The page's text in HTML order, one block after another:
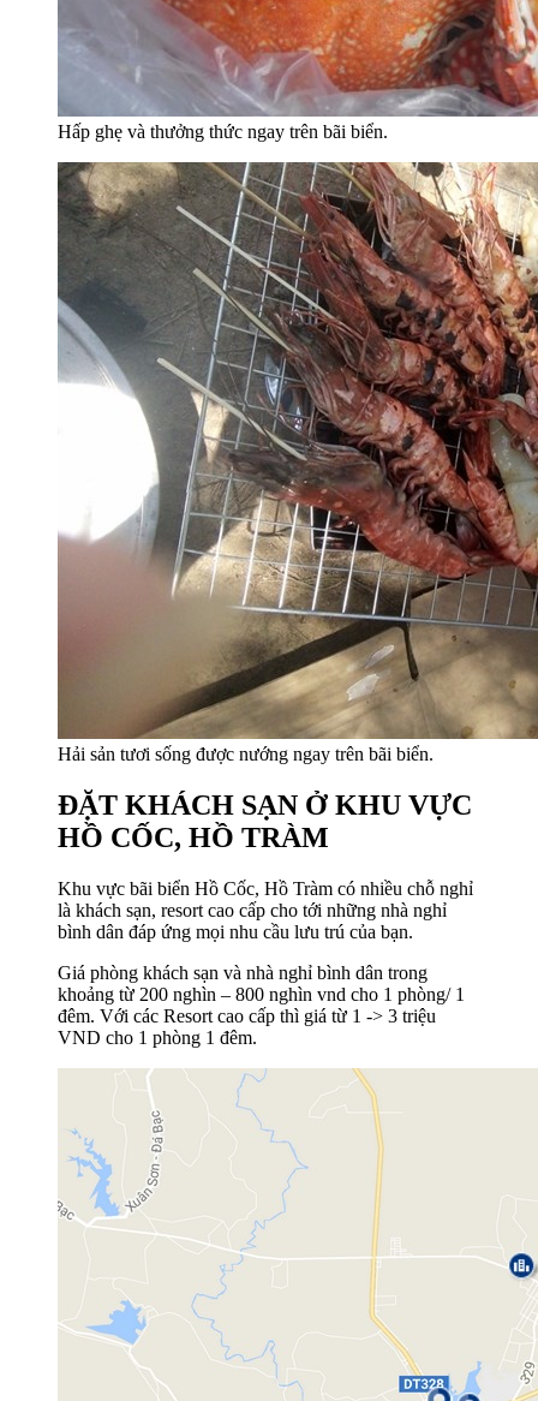
Hấp ghẹ và thưởng thức ngay trên bãi biển.
Hải sản tươi sống được nướng ngay trên bãi biển.
ĐẶT KHÁCH SẠN Ở KHU VỰC
HỒ CỐC, HỒ TRÀM
Khu vực bãi biển Hồ Cốc, Hồ Tràm có nhiều chỗ nghỉ
là khách sạn, resort cao cấp cho tới những nhà nghỉ
bình dân đáp ứng mọi nhu cầu lưu trú của bạn.
Giá phòng khách sạn và nhà nghỉ bình dân trong
khoảng từ 200 nghìn – 800 nghìn vnd cho 1 phòng/ 1
đêm. Với các Resort cao cấp thì giá từ 1 -> 3 triệu
VND cho 1 phòng 1 đêm.